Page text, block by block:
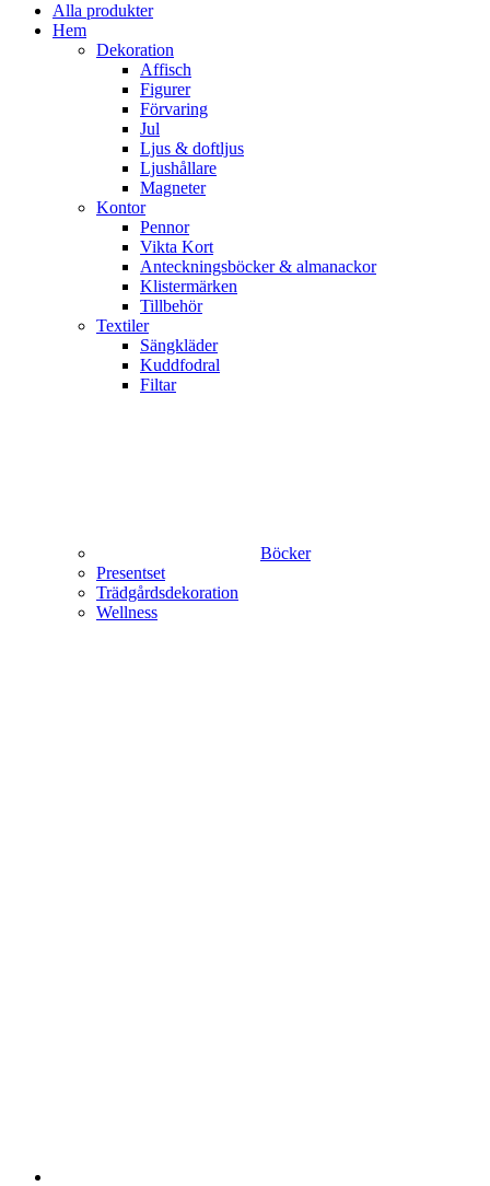
Alla produkter
Hem
Dekoration
Affisch
Figurer
Förvaring
Jul
Ljus & doftljus
Ljushållare
Magneter
Kontor
Pennor
Vikta Kort
Anteckningsböcker & almanackor
Klistermärken
Tillbehör
Textiler
Sängkläder
Kuddfodral
Filtar
Böcker
Presentset
Trädgårdsdekoration
Wellness